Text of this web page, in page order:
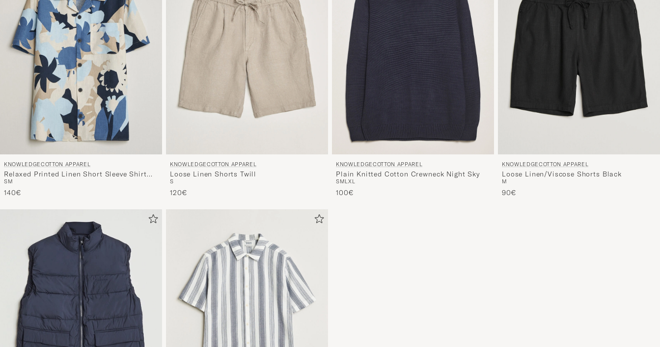
KNOWLEDGECOTTON APPAREL
Relaxed Printed Linen Short Sleeve Shirt
Blue
SM
140€
KNOWLEDGECOTTON APPAREL
Loose Linen Shorts Twill
S
120€
KNOWLEDGECOTTON APPAREL
Plain Knitted Cotton Crewneck Night Sky
SMLXL
100€
KNOWLEDGECOTTON APPAREL
Loose Linen/Viscose Shorts Black
M
90€